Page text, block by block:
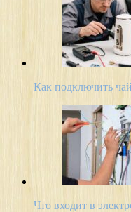
Как подключить
Что входит в